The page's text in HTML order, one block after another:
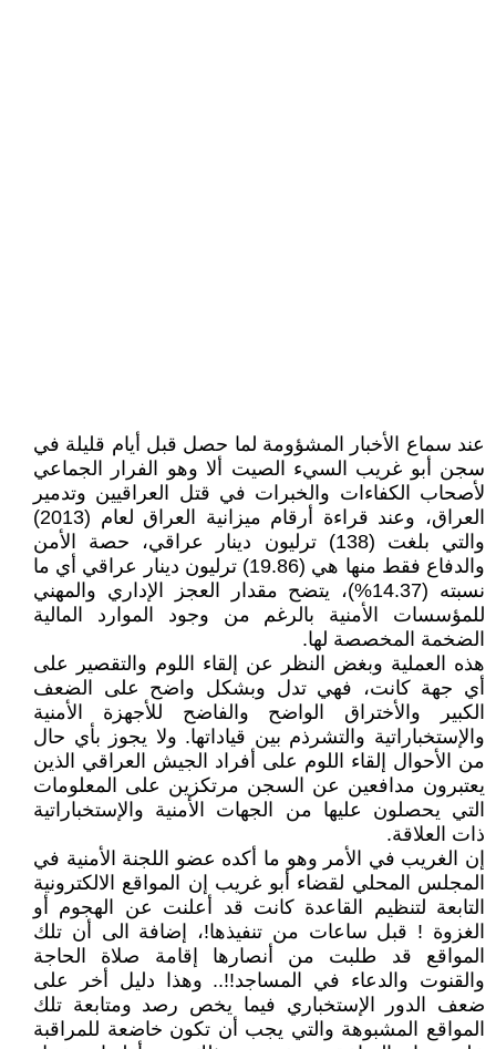
عند سماع الأخبار المشؤومة لما حصل قبل أيام قليلة في
سجن أبو غريب السيء الصيت ألا وهو الفرار الجماعي
لأصحاب الكفاءات والخبرات في قتل العراقيين وتدمير
العراق، وعند قراءة أرقام ميزانية العراق لعام (2013)
والتي بلغت (138) ترليون دينار عراقي، حصة الأمن
والدفاع فقط منها هي (19.86) ترليون دينار عراقي أي ما
نسبته (14.37%)، يتضح مقدار العجز الإداري والمهني
للمؤسسات الأمنية بالرغم من وجود الموارد المالية
الضخمة المخصصة لها.
هذه العملية وبغض النظر عن إلقاء اللوم والتقصير على
أي جهة كانت، فهي تدل وبشكل واضح على الضعف
الكبير والأختراق الواضح والفاضح للأجهزة الأمنية
والإستخباراتية والتشرذم بين قياداتها. ولا يجوز بأي حال
من الأحوال إلقاء اللوم على أفراد الجيش العراقي الذين
يعتبرون مدافعين عن السجن مرتكزين على المعلومات
التي يحصلون عليها من الجهات الأمنية والإستخباراتية
ذات العلاقة.
إن الغريب في الأمر وهو ما أكده عضو اللجنة الأمنية في
المجلس المحلي لقضاء أبو غريب إن المواقع الالكترونية
التابعة لتنظيم القاعدة كانت قد أعلنت عن الهجوم أو
الغزوة ! قبل ساعات من تنفيذها!، إضافة الى أن تلك
المواقع قد طلبت من أنصارها إقامة صلاة الحاجة
والقنوت والدعاء في المساجد!!.. وهذا دليل أخر على
ضعف الدور الإستخباري فيما يخص رصد ومتابعة تلك
المواقع المشبوهة والتي يجب أن تكون خاضعة للمراقبة